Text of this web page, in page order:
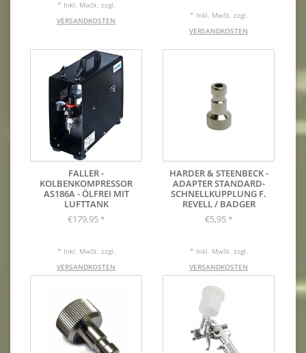
* Inkl. MwSt. zzgl.
VERSANDKOSTEN
* Inkl. MwSt. zzgl.
VERSANDKOSTEN
FALLER -
KOLBENKOMPRESSOR
AS186A - ÖLFREI MIT
LUFTTANK
€179,95 *
* Inkl. MwSt. zzgl.
VERSANDKOSTEN
HARDER & STEENBECK -
ADAPTER STANDARD-
SCHNELLKUPPLUNG F.
REVELL / BADGER
€5,95 *
* Inkl. MwSt. zzgl.
VERSANDKOSTEN